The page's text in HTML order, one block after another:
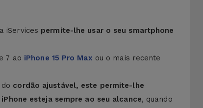
iServices permite-lhe usar o seu smartphone
7 ao iPhone 15 Pro Max ou o mais recente
cordão ajustável, este permite-lhe
esteja sempre ao seu alcance, quando